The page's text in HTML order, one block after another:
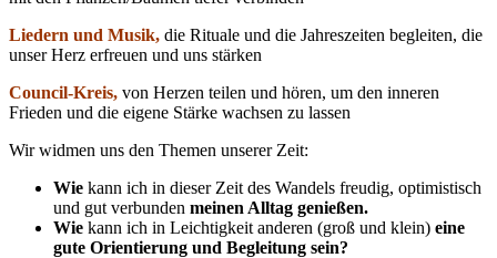
Liedern und Musik, die Rituale und die Jahreszeiten begleiten, die
unser Herz erfreuen und uns stärken
Council-Kreis, von Herzen teilen und hören, um den inneren
Frieden und die eigene Stärke wachsen zu lassen
Wir widmen uns den Themen unserer Zeit:
Wie kann ich in dieser Zeit des Wandels freudig, optimistisch
und gut verbunden meinen Alltag genießen.
Wie kann ich in Leichtigkeit anderen (groß und klein) eine
gute Orientierung und Begleitung sein?